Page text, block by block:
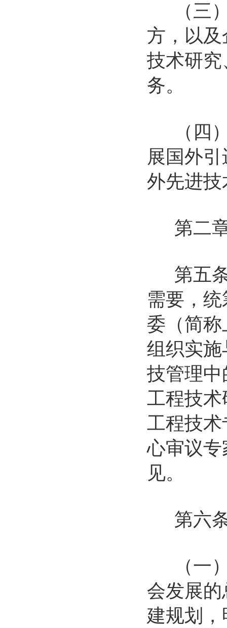
（三）
方，以
技术研
务。
（四）
展国外
外先进
第二章
第五条
需要，
委（简
组织实
技管理
工程技
工程技
心审议
见。
第六条
（一）
会发展
建规划